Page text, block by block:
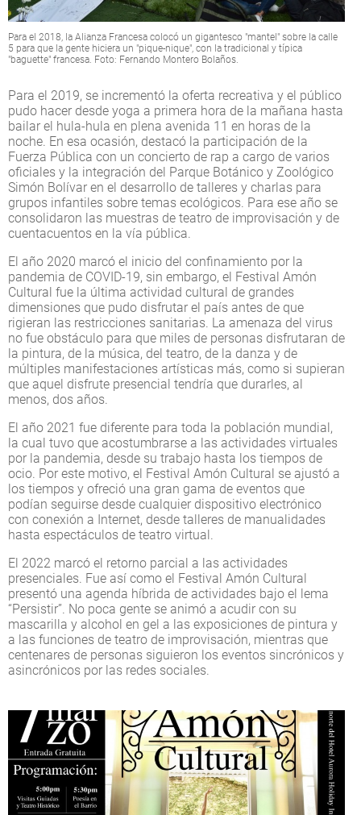
Para el 2018, la Alianza Francesa colocó un gigantesco "mantel" sobre la calle
5 para que la gente hiciera un "pique-nique", con la tradicional y típica
"baguette" francesa. Foto: Fernando Montero Bolaños.
Para el 2019, se incrementó la oferta recreativa y el público
pudo hacer desde yoga a primera hora de la mañana hasta
bailar el hula-hula en plena avenida 11 en horas de la
noche. En esa ocasión, destacó la participación de la
Fuerza Pública con un concierto de rap a cargo de varios
oficiales y la integración del Parque Botánico y Zoológico
Simón Bolívar en el desarrollo de talleres y charlas para
grupos infantiles sobre temas ecológicos. Para ese año se
consolidaron las muestras de teatro de improvisación y de
cuentacuentos en la vía pública.
El año 2020 marcó el inicio del confinamiento por la
pandemia de COVID-19, sin embargo, el Festival Amón
Cultural fue la última actividad cultural de grandes
dimensiones que pudo disfrutar el país antes de que
rigieran las restricciones sanitarias. La amenaza del virus
no fue obstáculo para que miles de personas disfrutaran de
la pintura, de la música, del teatro, de la danza y de
múltiples manifestaciones artísticas más, como si supieran
que aquel disfrute presencial tendría que durarles, al
menos, dos años.
El año 2021 fue diferente para toda la población mundial,
la cual tuvo que acostumbrarse a las actividades virtuales
por la pandemia, desde su trabajo hasta los tiempos de
ocio. Por este motivo, el Festival Amón Cultural se ajustó a
los tiempos y ofreció una gran gama de eventos que
podían seguirse desde cualquier dispositivo electrónico
con conexión a Internet, desde talleres de manualidades
hasta espectáculos de teatro virtual.
El 2022 marcó el retorno parcial a las actividades
presenciales. Fue así como el Festival Amón Cultural
presentó una agenda híbrida de actividades bajo el lema
“Persistir”. No poca gente se animó a acudir con su
mascarilla y alcohol en gel a las exposiciones de pintura y
a las funciones de teatro de improvisación, mientras que
centenares de personas siguieron los eventos sincrónicos y
asincrónicos por las redes sociales.